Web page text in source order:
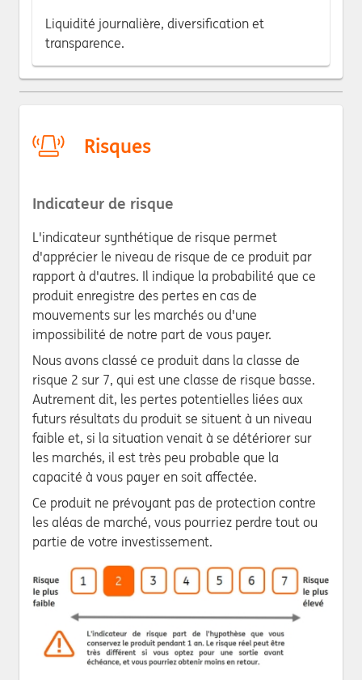
Liquidité journalière, diversification et
transparence.
Risques
Indicateur de risque
L'indicateur synthétique de risque permet
d'apprécier le niveau de risque de ce produit par
rapport à d'autres. Il indique la probabilité que ce
produit enregistre des pertes en cas de
mouvements sur les marchés ou d'une
impossibilité de notre part de vous payer.
Nous avons classé ce produit dans la classe de
risque 2 sur 7, qui est une classe de risque basse.
Autrement dit, les pertes potentielles liées aux
futurs résultats du produit se situent à un niveau
faible et, si la situation venait à se détériorer sur
les marchés, il est très peu probable que la
capacité à vous payer en soit affectée.
Ce produit ne prévoyant pas de protection contre
les aléas de marché, vous pourriez perdre tout ou
partie de votre investissement.